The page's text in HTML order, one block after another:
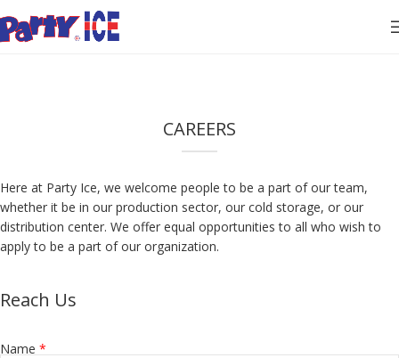
CAREERS
Here at Party Ice, we welcome people to be a part of our team,
whether it be in our production sector, our cold storage, or our
distribution center. We offer equal opportunities to all who wish to
apply to be a part of our organization.
Reach Us
Name *